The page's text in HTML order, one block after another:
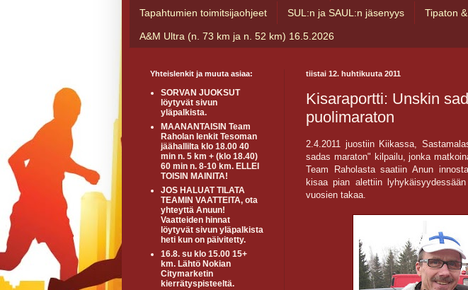
Tapahtumien toimitsijaohjeet SUL:n ja SAUL:n jäsenyys Tipaton
A&M Ultra (n. 73 km ja n. 52 km) 16.5.2026
tiistai 12. huhtikuuta 2011
Kisaraportti: Unskin
puolimaraton
2.4.2011 juostiin Kiikassa,
sadas maraton" kilpailu, jonka
Team Raholasta saatiin Anun
kisaa pian alettiin
vuosien takaa.
Yhteislenkit ja muuta asiaa:
SORVAN JUOKSUT
löytyvät sivun
yläpalkista.
MAANANTAISIN Team
Raholan lenkit Tesoman
jäähallilta klo 18.00 40
min n. 5 km + (klo 18.40)
60 min n. 8-10 km. ELLEI
TOISIN MAINITA!
JOS HALUAT TILATA
TEAMIN VAATTEITA, ota
yhteyttä Anuun!
Vaatteiden hinnat
löytyvät sivun yläpalkista
heti kun on päivitetty.
16.8. su klo 15.00 15+
km. Lähtö Nokian
Citymarketin
kierrätyspisteeltä.